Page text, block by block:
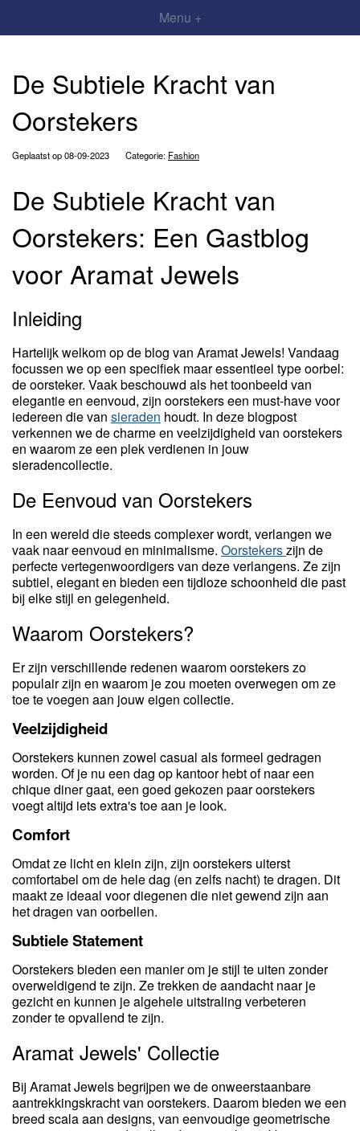
Menu +
De Subtiele Kracht van
Oorstekers
Geplaatst op 08-09-2023 Categorie: Fashion
De Subtiele Kracht van
Oorstekers: Een Gastblog
voor Aramat Jewels
Inleiding
Hartelijk welkom op de blog van Aramat Jewels! Vandaag
focussen we op een specifiek maar essentieel type oorbel:
de oorsteker. Vaak beschouwd als het toonbeeld van
elegantie en eenvoud, zijn oorstekers een must-have voor
iedereen die van sieraden houdt. In deze blogpost
verkennen we de charme en veelzijdigheid van oorstekers
en waarom ze een plek verdienen in jouw
sieradencollectie.
De Eenvoud van Oorstekers
In een wereld die steeds complexer wordt, verlangen we
vaak naar eenvoud en minimalisme. Oorstekerszijn de
perfecte vertegenwoordigers van deze verlangens. Ze zijn
subtiel, elegant en bieden een tijdloze schoonheid die past
bij elke stijl en gelegenheid.
Waarom Oorstekers?
Er zijn verschillende redenen waarom oorstekers zo
populair zijn en waarom je zou moeten overwegen om ze
toe te voegen aan jouw eigen collectie.
Veelzijdigheid
Oorstekers kunnen zowel casual als formeel gedragen
worden. Of je nu een dag op kantoor hebt of naar een
chique diner gaat, een goed gekozen paar oorstekers
voegt altijd iets extra's toe aan je look.
Comfort
Omdat ze licht en klein zijn, zijn oorstekers uiterst
comfortabel om de hele dag (en zelfs nacht) te dragen. Dit
maakt ze ideaal voor diegenen die niet gewend zijn aan
het dragen van oorbellen.
Subtiele Statement
Oorstekers bieden een manier om je stijl te uiten zonder
overweldigend te zijn. Ze trekken de aandacht naar je
gezicht en kunnen je algehele uitstraling verbeteren
zonder te opvallend te zijn.
Aramat Jewels' Collectie
Bij Aramat Jewels begrijpen we de onweerstaanbare
aantrekkingskracht van oorstekers. Daarom bieden we een
breed scala aan designs, van eenvoudige geometrische